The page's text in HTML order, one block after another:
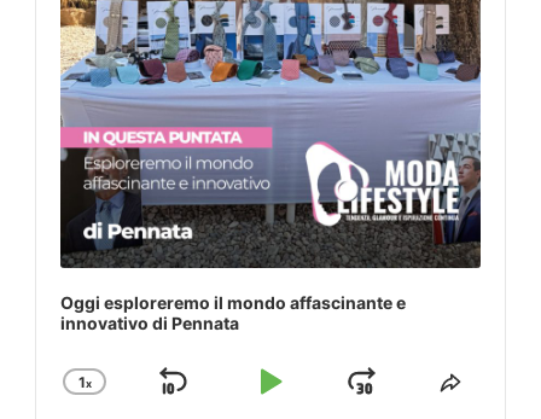
Oggi esploreremo il mondo affascinante e
innovativo di Pennata
Change
1x
Skip
Play
JumpShare